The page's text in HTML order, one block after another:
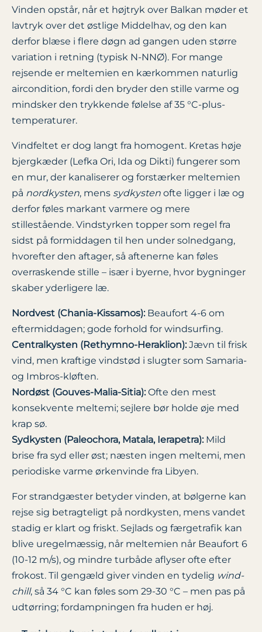
Vinden opstår, når et højtryk over Balkan møder et
lavtryk over det østlige Middelhav, og den kan
derfor blæse i flere døgn ad gangen uden større
variation i retning (typisk N-NNØ). For mange
rejsende er meltemien en kærkommen naturlig
aircondition, fordi den bryder den stille varme og
mindsker den trykkende følelse af 35 °C-plus-
temperaturer.
Vindfeltet er dog langt fra homogent. Kretas høje
bjergkæder (Lefka Ori, Ida og Dikti) fungerer som
en mur, der kanaliserer og forstærker meltemien
på nordkysten, mens sydkysten ofte ligger i læ og
derfor føles markant varmere og mere
stillestående. Vindstyrken topper som regel fra
sidst på formiddagen til hen under solnedgang,
hvorefter den aftager, så aftenerne kan føles
overraskende stille – især i byerne, hvor bygninger
skaber yderligere læ.
Nordvest (Chania-Kissamos):Beaufort 4-6 om
eftermiddagen; gode forhold for windsurfing.
Centralkysten (Rethymno-Heraklion):Jævn til frisk
vind, men kraftige vindstød i slugter som Samaria-
og Imbros-kløften.
Nordøst (Gouves-Malia-Sitia):Ofte den mest
konsekvente meltemi; sejlere bør holde øje med
krap sø.
Sydkysten (Paleochora, Matala, Ierapetra):Mild
brise fra syd eller øst; næsten ingen meltemi, men
periodiske varme ørkenvinde fra Libyen.
For strandgæster betyder vinden, at bølgerne kan
rejse sig betragteligt på nordkysten, mens vandet
stadig er klart og friskt. Sejlads og færgetrafik kan
blive uregelmæssig, når meltemien når Beaufort 6
(10-12 m/s), og mindre turbåde aflyser ofte efter
frokost. Til gengæld giver vinden en tydelig wind-
chill, så 34 °C kan føles som 29-30 °C – men pas på
udtørring; fordampningen fra huden er høj.